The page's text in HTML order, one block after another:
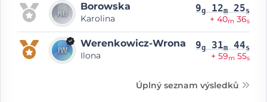
Borowska
Karolina
9g 12m 25s
+ 40m 36s
Werenkowicz-Wrona
Ilona
9g 31m 44s
+ 59m 55s
Úplný seznam výsledků